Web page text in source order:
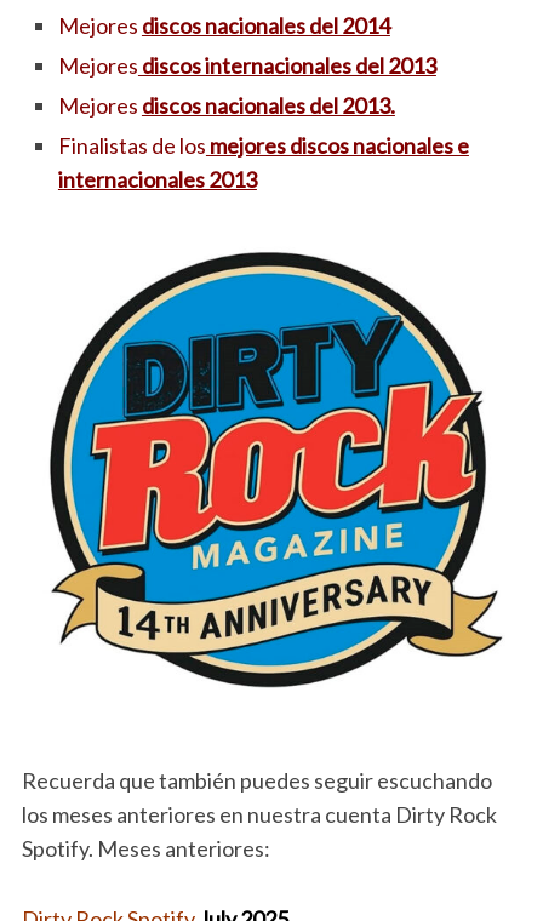
Mejores discos nacionales del 2014
Mejores discos internacionales del 2013
Mejores discos nacionales del 2013.
Finalistas de los mejores discos nacionales e
internacionales 2013
Recuerda que también puedes seguir escuchando
los meses anteriores en nuestra cuenta Dirty Rock
Spotify. Meses anteriores: